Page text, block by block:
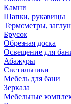
Камни
Шапки, рукавицы
Термометры,
Брусок
Обрезная доска
Освещение для
Абажуры
Светильники
Мебель для бани
Зеркала
Мебельные